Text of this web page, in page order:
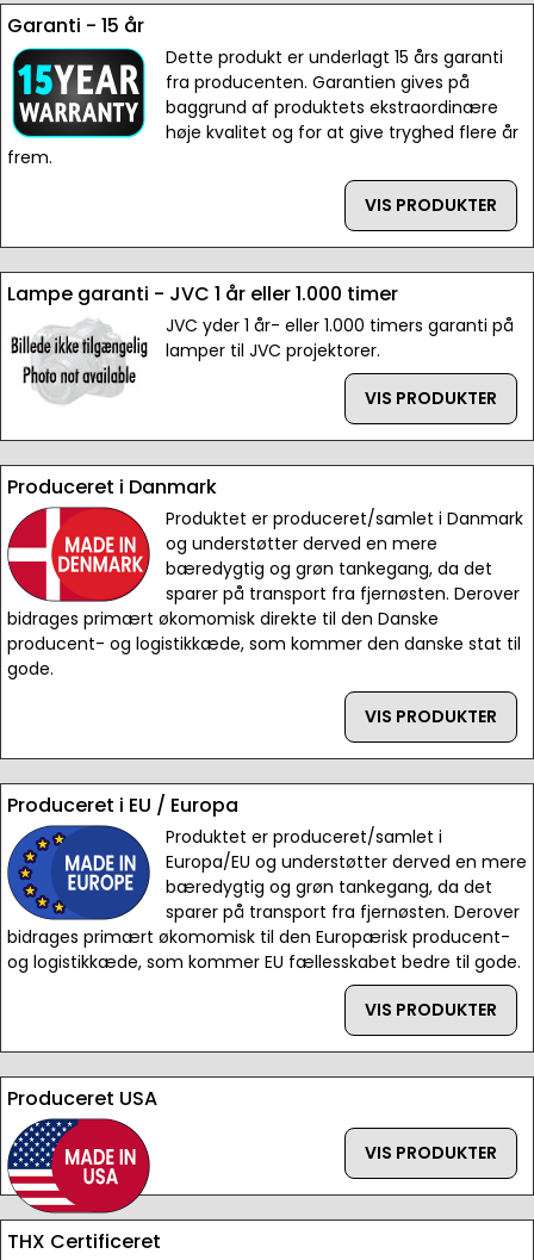
Garanti - 15 år
Dette produkt er underlagt 15 års garanti
fra producenten. Garantien gives på
baggrund af produktets ekstraordinære
høje kvalitet og for at give tryghed flere år
frem.
VIS PRODUKTER
Lampe garanti - JVC 1 år eller 1.000 timer
JVC yder 1 år- eller 1.000 timers garanti på
lamper til JVC projektorer.
VIS PRODUKTER
Produceret i Danmark
Produktet er produceret/samlet i Danmark
og understøtter derved en mere
bæredygtig og grøn tankegang, da det
sparer på transport fra fjernøsten. Derover
bidrages primært økomomisk direkte til den Danske
producent- og logistikkæde, som kommer den danske stat til
gode.
VIS PRODUKTER
Produceret i EU / Europa
Produktet er produceret/samlet i
Europa/EU og understøtter derved en mere
bæredygtig og grøn tankegang, da det
sparer på transport fra fjernøsten. Derover
bidrages primært økomomisk til den Europærisk producent-
og logistikkæde, som kommer EU fællesskabet bedre til gode.
VIS PRODUKTER
Produceret USA
VIS PRODUKTER
THX Certificeret